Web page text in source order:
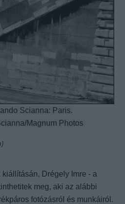
Scianna: Paris.
Magnum Photos
)
kiállításán, Drégely Imre - a
meg, aki az alábbi
fotózásról és munkáiról.